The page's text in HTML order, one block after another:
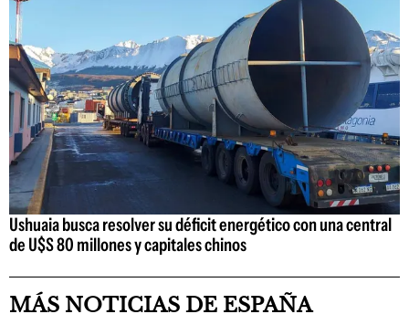
Ushuaia busca resolver su déficit energético con una central
de U$S 80 millones y capitales chinos
MÁS NOTICIAS DE ESPAÑA